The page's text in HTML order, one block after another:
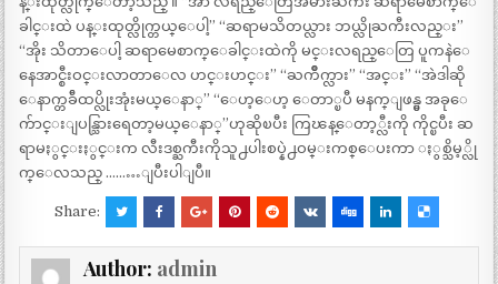
ခါင္းထဲ ပန္းထုတ္လိုက္တယ္ေပါ့” “‌ဆရာမသိတယ္လား ဘယ္လိုႀကီးလည္း”
“‌အိုး သိတာေပါ့ ဆရာမေစာက္ေခါင္းထဲကို မင္းလရည္ေတြ ပူကနဲေ
နေအာင္စီးဝင္းလာတာေလ ဟင္းဟင္း” “‌ႀကိဳက္လား” “‌အင္း” “‌အဲဒါဆို
ေနာက္တခ်ီထပ္လိုးအုံးမယ္ေနာ္” “‌ေဟ့ေဟ့ ေတာ္ၿပီ မနက္ျဖန္မွ အခုေ
က်ာင္းျပန္သြားရေတာ့မယ္ေနာ္”ဟုဆိုၿပီး ကြၽန္ေတာ့္လီးကို ကိုင္ၿပီး ဆ
ရာမႏွင္းႏွင္းက လီးဒစ္ႀကီးကိုသူ႕ပါးစပ္နဲ႕ဝမ္းကစ္ေပးကာ ႏွစ္သိမ့္လို
က္ေလသည္ ………ျပီးပါျပီ။
Share:
Author: admin